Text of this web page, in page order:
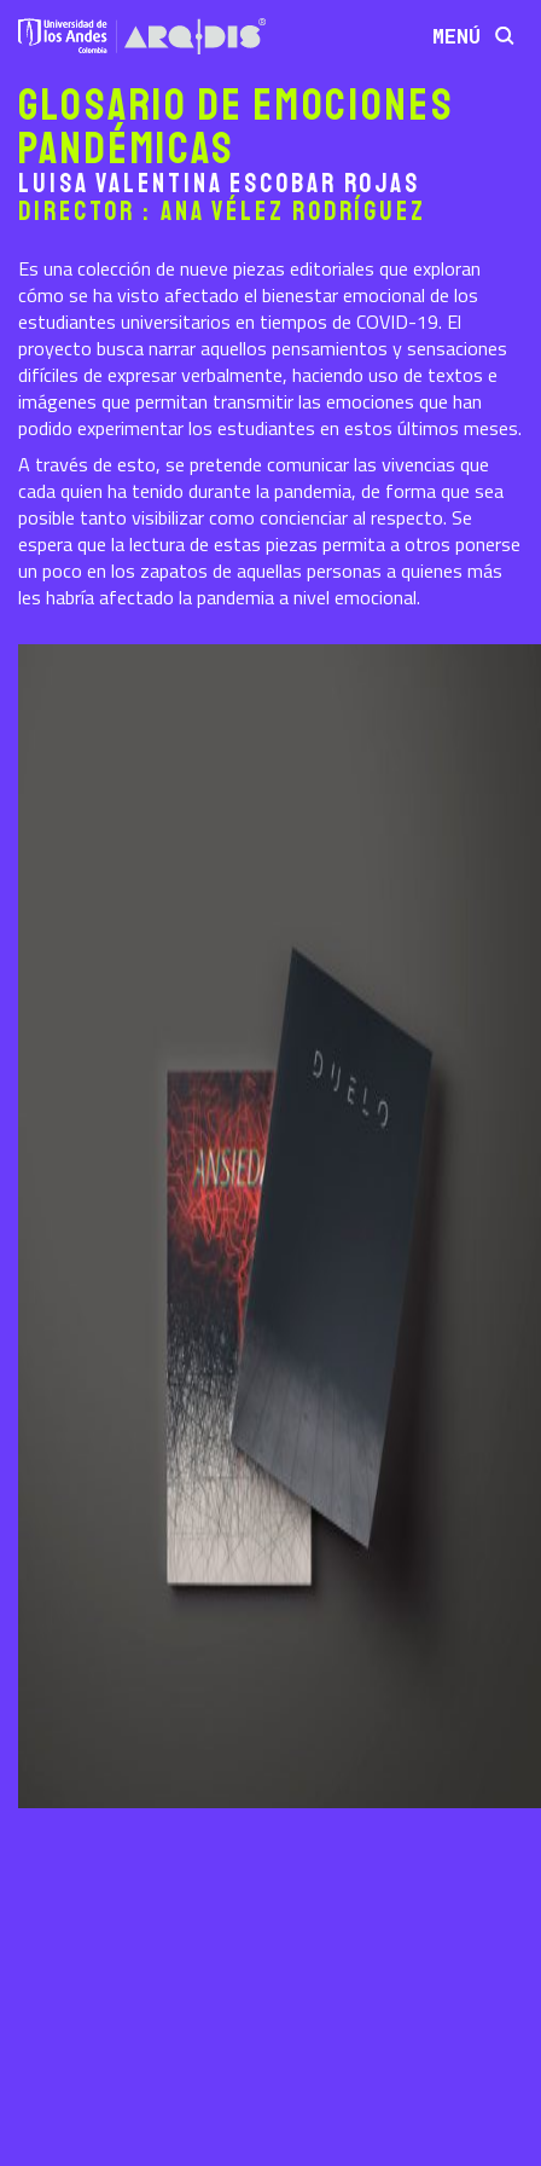
MENÚ
Glosario de emociones
pandémicas
Luisa Valentina Escobar Rojas
Director : Ana Vélez Rodríguez
Es una colección de nueve piezas editoriales que exploran
cómo se ha visto afectado el bienestar emocional de los
estudiantes universitarios en tiempos de COVID-19. El
proyecto busca narrar aquellos pensamientos y sensaciones
difíciles de expresar verbalmente, haciendo uso de textos e
imágenes que permitan transmitir las emociones que han
podido experimentar los estudiantes en estos últimos meses.
A través de esto, se pretende comunicar las vivencias que
cada quien ha tenido durante la pandemia, de forma que sea
posible tanto visibilizar como concienciar al respecto. Se
espera que la lectura de estas piezas permita a otros ponerse
un poco en los zapatos de aquellas personas a quienes más
les habría afectado la pandemia a nivel emocional.